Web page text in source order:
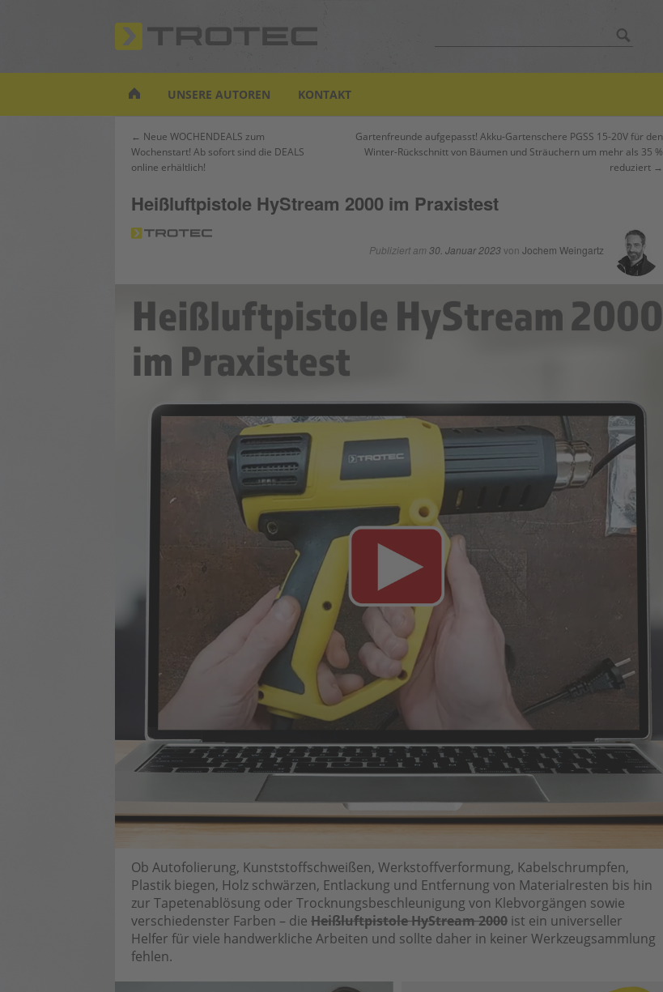
m
UNSERE AUTOREN KONTAKT
Beitrags-
Navigation
← Neue WOCHENDEALS zum
Wochenstart! Ab sofort sind die DEALS
online erhältlich!
Gartenfreunde aufgepasst! Akku-Gartenschere PGSS 15-20V für den
Winter-Rückschnitt von Bäumen und Sträuchern um mehr als 35 %
reduziert →
Heißluftpistole HyStream 2000 im Praxistest
Publiziert am 30. Januar 2023von Jochem Weingartz
Ob Autofolierung, Kunststoffschweißen, Werkstoffverformung, Kabelschrumpfen,
Plastik biegen, Holz schwärzen, Entlackung und Entfernung von Materialresten bis hin
zur Tapetenablösung oder Trocknungsbeschleunigung von Klebvorgängen sowie
verschiedenster Farben – die Heißluftpistole HyStream 2000 ist ein universeller
Helfer für viele handwerkliche Arbeiten und sollte daher in keiner Werkzeugsammlung
fehlen.